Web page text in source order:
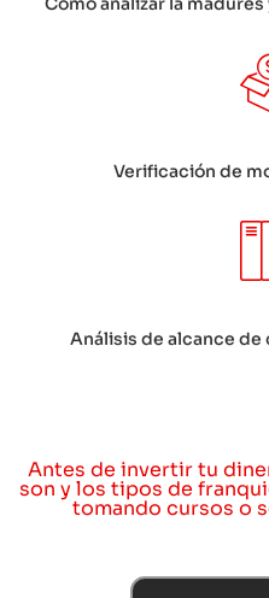
Verificación de
Análisis de alcance
Antes de invertir tu
son y los tipos de
tomando cursos o